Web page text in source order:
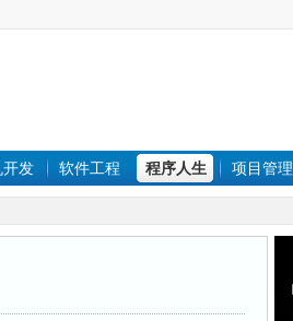
开发 软件工程 程序人生 项目管理